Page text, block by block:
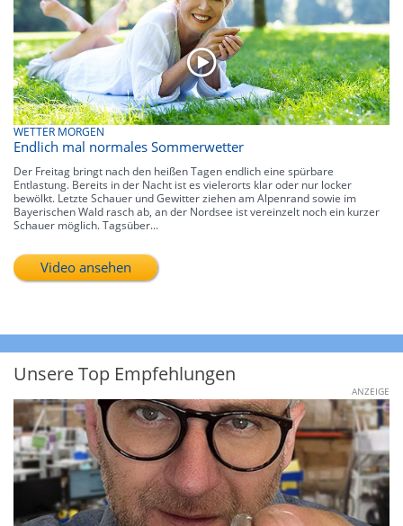
WETTER MORGEN
Endlich mal normales Sommerwetter
Der Freitag bringt nach den heißen Tagen endlich eine spürbare
Entlastung. Bereits in der Nacht ist es vielerorts klar oder nur locker
bewölkt. Letzte Schauer und Gewitter ziehen am Alpenrand sowie im
Bayerischen Wald rasch ab, an der Nordsee ist vereinzelt noch ein kurzer
Schauer möglich. Tagsüber...
Video ansehen
Unsere Top Empfehlungen
ANZEIGE